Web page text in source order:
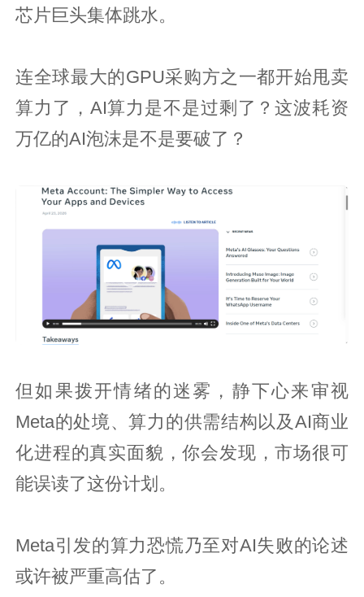
芯片巨头集体跳水。
连全球最大的GPU采购方之一都开始甩卖
算力了，AI算力是不是过剩了？这波耗资
万亿的AI泡沫是不是要破了？
但如果拨开情绪的迷雾，静下心来审视
Meta的处境、算力的供需结构以及AI商业
化进程的真实面貌，你会发现，市场很可
能误读了这份计划。
Meta引发的算力恐慌乃至对AI失败的论述
或许被严重高估了。